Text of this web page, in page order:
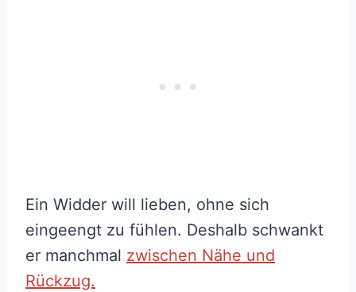
Ein Widder will lieben, ohne sich
eingeengt zu fühlen. Deshalb schwankt
er manchmal zwischen Nähe und
Rückzug.